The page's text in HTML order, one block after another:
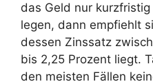
das Geld nur
legen, dann empfiehlt
dessen Zinssatz
bis 2,25 Prozent liegt.
den meisten Fällen